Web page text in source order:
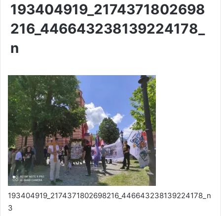
193404919_2174371802698
216_446643238139224178_
n
193404919_2174371802698216_446643238139224178_n
3